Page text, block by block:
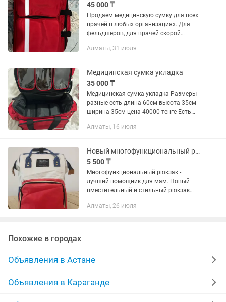
45 000 ₸
Продаем медицинскую сумку для всех
врачей в любых организациях. Для
фельдшеров, для врачей скорой
юношеских школах итд. Размера длина
Алматы, 31 июля
Медицинская сумка укладка
35 000 ₸
Медицинская сумка укладка Размеры
разные есть длина 60см высота 35см
ширина 35см цена 40000 тенге Есть
35000 тенге. Цвета красный, синий.
Алматы, 16 июля
Новый многофункциональный рюкзак для мам, для учебы, спортивный рюкзак
5 500 ₸
Многофункциональный рюкзак -
лучший помощник для мам. Новый
вместительный и стильный рюкзак
детьми, учебы, для спортивных
Алматы, 26 июля
Похожие в городах
Объявления в Астане
Объявления в Караганде